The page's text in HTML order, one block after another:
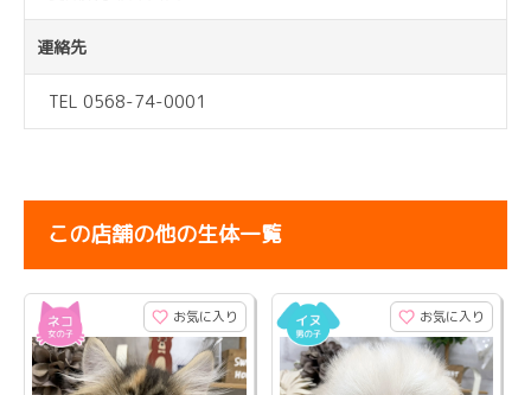
連絡先
TEL 0568-74-0001
この店舗の他の生体一覧
お気に入り お気に入り